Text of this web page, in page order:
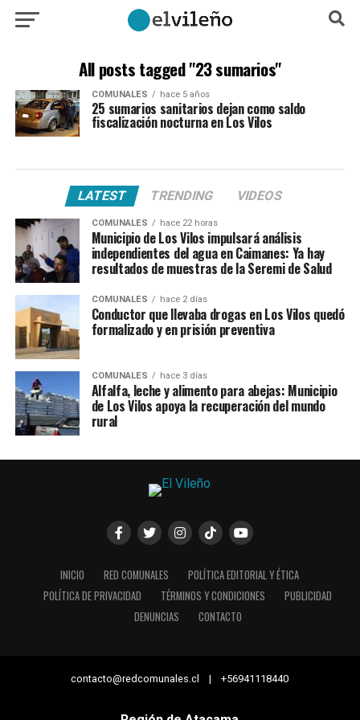
All posts tagged "23 sumarios"
COMUNALES hace 5 años
25 sumarios sanitarios dejan como saldo
fiscalización nocturna en Los Vilos
LATEST TRENDING VIDEOS
COMUNALES hace 22 horas
Municipio de Los Vilos impulsará análisis
independientes del agua en Caimanes: Ya hay
resultados de muestras de la Seremi de Salud
COMUNALES hace 2 días
Conductor que llevaba drogas en Los Vilos quedó
formalizado y en prisión preventiva
COMUNALES hace 3 días
Alfalfa, leche y alimento para abejas: Municipio
de Los Vilos apoya la recuperación del mundo
rural
INICIO RED COMUNALES
POLÍTICA EDITORIAL Y ÉTICA
POLÍTICA DE PRIVACIDAD
TÉRMINOS Y CONDICIONES
PUBLICIDAD
DENUNCIAS
CONTACTO
contacto@redcomunales.cl | +56941118440